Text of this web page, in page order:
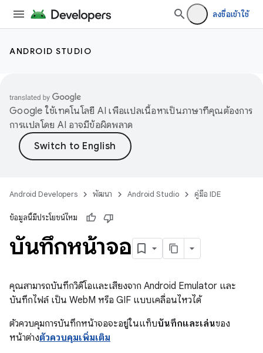
ลงชื่อเข้าใช้
ANDROID STUDIO
Google ใช้เทคโนโลยี AI เพื่อแปลเนื้อหาเป็นภาษาที่คุณต้องการ
การแปลโดย AI อาจมีข้อผิดพลาด
Android Developers พัฒนา Android Studio คู่มือ IDE
ข้อมูลนี้มีประโยชน์ไหม
บันทึกหน้าจอ
คุณสามารถบันทึกวิดีโอและเสียงจาก Android Emulator และ
บันทึกไฟล์ เป็น WebM หรือ GIF แบบเคลื่อนไหวได้
ตัวควบคุมการบันทึกหน้าจอจะอยู่ในแท็บบันทึกและเล่นของ
หน้าต่างตัวควบคุมเพิ่มเติม